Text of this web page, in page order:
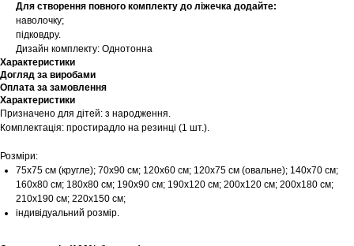
Для створення повного комплекту до ліжечка додайте:
наволочку;
підковдру.
Дизайн комплекту: Однотонна
Характеристики
Догляд за виробами
Оплата за замовлення
Характеристики
Призначено для дітей: з народження.
Комплектація: простирадло на резинці (1 шт.).
Розміри:
75х75 см (кругле); 70х90 см; 120х60 см; 120х75 см (овальне); 140х70 см;
160х80 см; 180х80 см; 190х90 см; 190х120 см; 200х120 см; 200х180 см;
210х190 см; 220х150 см;
індивідуальний розмір.